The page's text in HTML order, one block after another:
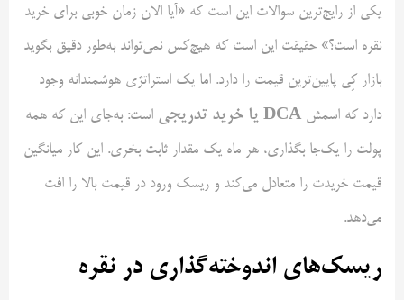
یکی از رایج‌ترین سوالات این است که «آیا الان زمان خوبی برای خرید
نقره است؟» حقیقت این است که هیچ‌کس نمی‌تواند به‌طور دقیق بگوید
بازار کِی پایین‌ترین قیمت را دارد. اما یک استراتژی هوشمندانه وجود
دارد که اسمشDCA یا خرید تدریجی
است: به‌جای این که همه
پولت را یک‌جا بگذاری، هر ماه یک مقدار ثابت بخری. این کار میانگین
قیمت خریدت را متعادل می‌کند و ریسک ورود در قیمت بالا را افت
می‌دهد.
ریسک‌های اندوخته‌گذاری در نقره